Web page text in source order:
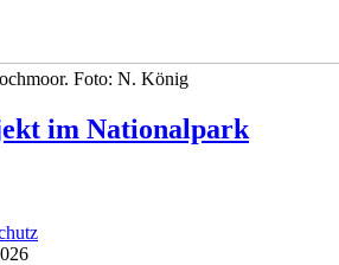
Foto: N. König
im Nationalpark